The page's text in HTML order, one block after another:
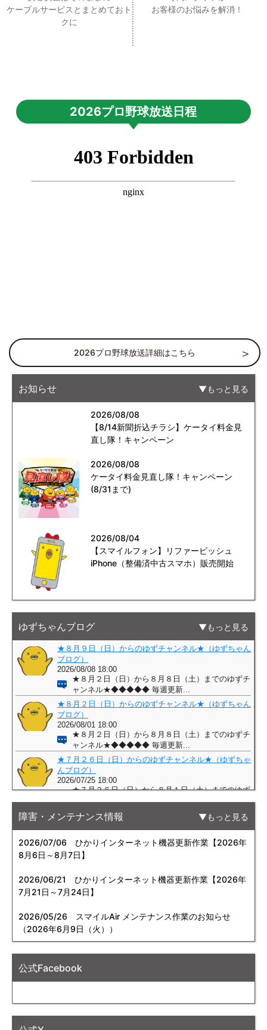
ケーブルサービスとまとめておト
クに
お客様のお悩みを解消！
2026プロ野球放送日程
2026プロ野球放送詳細はこちら
お知らせ もっと見る
2026/08/08
【8/14新聞折込チラシ】ケータイ料金見
直し隊！キャンペーン
2026/08/08
ケータイ料金見直し隊！キャンペーン
(8/31まで)
2026/08/04
【スマイルフォン】リファービッシュ
iPhone（整備済中古スマホ）販売開始
ゆずちゃんブログ もっと見る
障害・メンテナンス情報 もっと見る
2026/07/06 ひかりインターネット機器更新作業【2026年
8月6日～8月7日】
2026/06/21
ひかりインターネット機器更新作業【2026年
7月21日～7月24日】
2026/05/26 スマイルAir メンテナンス作業のお知らせ
（2026年6月9日（火））
公式Facebook